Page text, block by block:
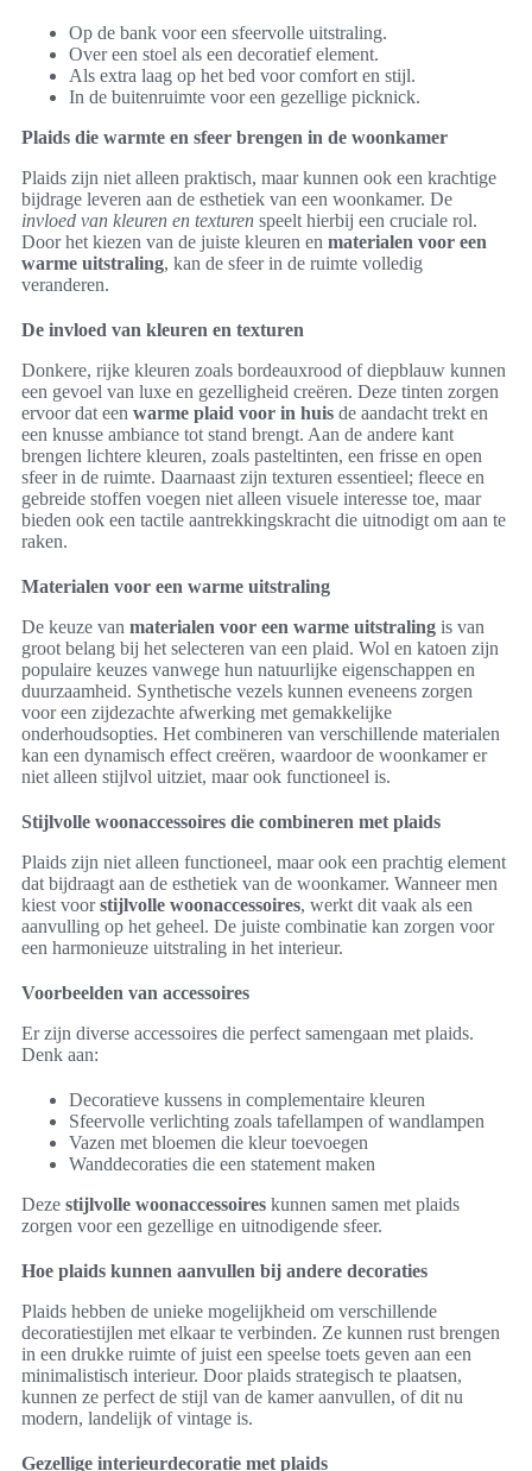
Op de bank voor een sfeervolle uitstraling.
Over een stoel als een decoratief element.
Als extra laag op het bed voor comfort en stijl.
In de buitenruimte voor een gezellige picknick.
Plaids die warmte en sfeer brengen in de woonkamer
Plaids zijn niet alleen praktisch, maar kunnen ook een krachtige
bijdrage leveren aan de esthetiek van een woonkamer. De
invloed van kleuren en texturen speelt hierbij een cruciale rol.
Door het kiezen van de juiste kleuren en materialen voor een
warme uitstraling, kan de sfeer in de ruimte volledig
veranderen.
De invloed van kleuren en texturen
Donkere, rijke kleuren zoals bordeauxrood of diepblauw kunnen
een gevoel van luxe en gezelligheid creëren. Deze tinten zorgen
ervoor dat een warme plaid voor in huis de aandacht trekt en
een knusse ambiance tot stand brengt. Aan de andere kant
brengen lichtere kleuren, zoals pasteltinten, een frisse en open
sfeer in de ruimte. Daarnaast zijn texturen essentieel; fleece en
gebreide stoffen voegen niet alleen visuele interesse toe, maar
bieden ook een tactile aantrekkingskracht die uitnodigt om aan te
raken.
Materialen voor een warme uitstraling
De keuze van materialen voor een warme uitstraling is van
groot belang bij het selecteren van een plaid. Wol en katoen zijn
populaire keuzes vanwege hun natuurlijke eigenschappen en
duurzaamheid. Synthetische vezels kunnen eveneens zorgen
voor een zijdezachte afwerking met gemakkelijke
onderhoudsopties. Het combineren van verschillende materialen
kan een dynamisch effect creëren, waardoor de woonkamer er
niet alleen stijlvol uitziet, maar ook functioneel is.
Stijlvolle woonaccessoires die combineren met plaids
Plaids zijn niet alleen functioneel, maar ook een prachtig element
dat bijdraagt aan de esthetiek van de woonkamer. Wanneer men
kiest voorstijlvolle woonaccessoires, werkt dit vaak als een
aanvulling op het geheel. De juiste combinatie kan zorgen voor
een harmonieuze uitstraling in het interieur.
Voorbeelden van accessoires
Er zijn diverse accessoires die perfect samengaan met plaids.
Denk aan:
Decoratieve kussens in complementaire kleuren
Sfeervolle verlichting zoals tafellampen of wandlampen
Vazen met bloemen die kleur toevoegen
Wanddecoraties die een statement maken
Deze stijlvolle woonaccessoires kunnen samen met plaids
zorgen voor een gezellige en uitnodigende sfeer.
Hoe plaids kunnen aanvullen bij andere decoraties
Plaids hebben de unieke mogelijkheid om verschillende
decoratiestijlen met elkaar te verbinden. Ze kunnen rust brengen
in een drukke ruimte of juist een speelse toets geven aan een
minimalistisch interieur. Door plaids strategisch te plaatsen,
kunnen ze perfect de stijl van de kamer aanvullen, of dit nu
modern, landelijk of vintage is.
Gezellige interieurdecoratie met plaids